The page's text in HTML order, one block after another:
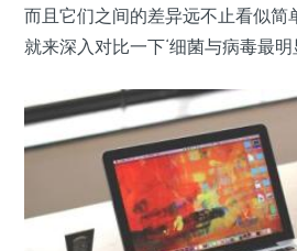
而且它们之间的差异远不止看似简
就来深入对比一下‘细菌与病毒最明